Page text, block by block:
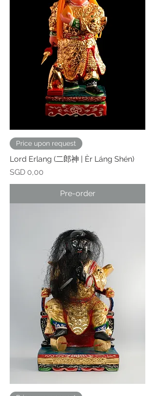
Price upon request
Lord Erlang (二郎神 | Èr Láng Shén)
Prijs
SGD 0,00
Pre-order